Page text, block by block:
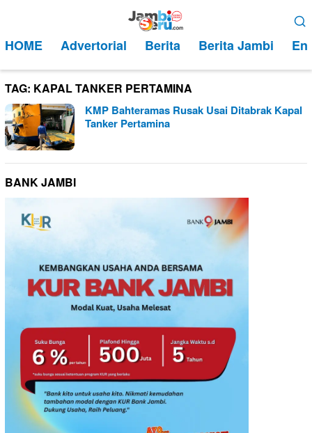
kontenMobile
HOME Advertorial Berita Berita Jambi
TAG: KAPAL TANKER PERTAMINA
KMP Bahteramas Rusak Usai Ditabrak Kapal
Tanker Pertamina
BANK JAMBI